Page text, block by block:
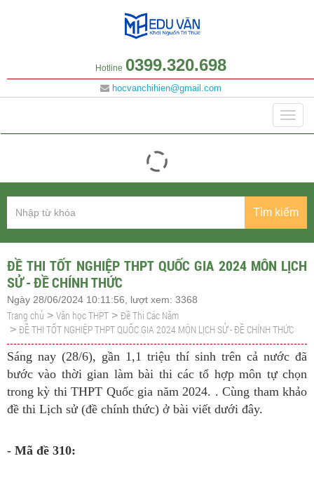
Hotline 0399.320.698
hocvanchihien@gmail.com
Tìm kiếm
ĐỀ THI TỐT NGHIỆP THPT QUỐC GIA 2024 MÔN LỊCH
SỬ - ĐỀ CHÍNH THỨC
Ngày 28/06/2024 10:11:56, lượt xem: 3368
Trang chủ > Văn học THPT > Đề Thi Các Năm
> ĐỀ THI TỐT NGHIỆP THPT QUỐC GIA 2024 MÔN LỊCH SỬ - ĐỀ CHÍNH THỨC
Sáng nay (28/6), gần 1,1 triệu thí sinh trên cả nước đã
bước vào thời gian làm bài thi các tổ hợp môn tự chọn
trong kỳ thi THPT Quốc gia năm 2024. . Cùng tham khảo
đề thi Lịch sử (đề chính thức) ở bài viết dưới đây.
- Mã đề 310: